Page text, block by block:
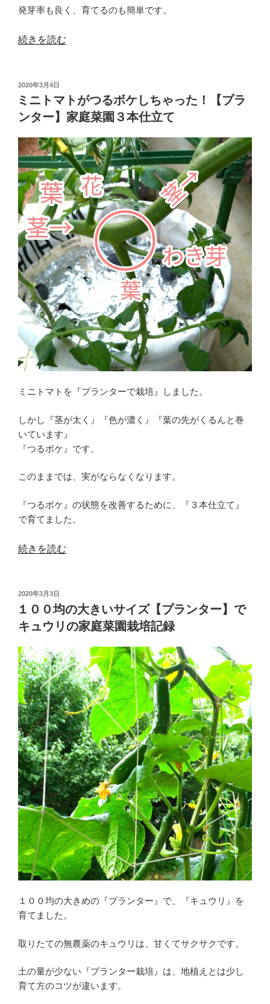
発芽率も良く、育てるのも簡単です。
“シ
葉
の
種
ラ
ン
タ
ー
栽
培
記
録
【１
０
０
均
の
種】
で
き
種
ま
の
続きを読む
投
稿
日:
2020年3月4日
ミニトマトがつるボケしちゃった！【プラ
ンター】家庭菜園３本仕立て
ミニトマトを『プランターで栽培』しました。
しかし『茎が太く』『色が濃く』『葉の先がくるんと巻
いています』
『つるボケ』です。
このままでは、実がならなくなります。
『つるボケ』の状態を改善するために、『３本仕立て』
で育てました。
“ミ
マ
ト
が
る
ボ
ケ
し
ち
ゃ
っ
た！
【プ
ラ
ン
タ
ー】
家
庭
園
本
立
て”
続きを読む
投
稿
日:
2020年3月3日
１００均の大きいサイズ【プランター】で
キュウリの家庭菜園栽培記録
１００均の大きめの『プランター』で、『キュウリ』を
育てました。
取りたての無農薬のキュウリは、甘くてサクサクです。
土の量が少ない『プランター栽培』は、地植えとは少し
育て方のコツが違います。